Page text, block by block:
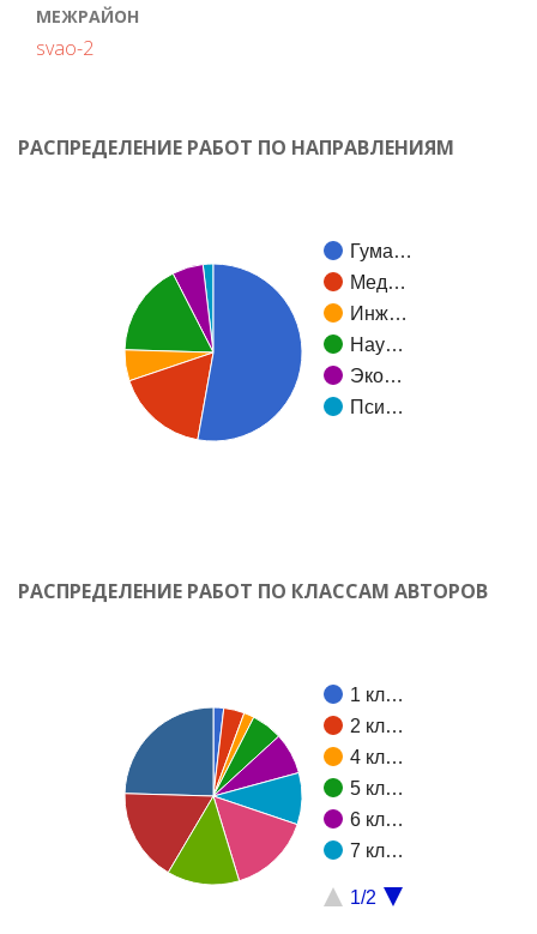
МЕЖРАЙОН
svao-2
РАСПРЕДЕЛЕНИЕ РАБОТ ПО НАПРАВЛЕНИЯМ
Гума…
Мед…
Инж…
Нау…
Эко…
Пси…
РАСПРЕДЕЛЕНИЕ РАБОТ ПО КЛАССАМ АВТОРОВ
1 кл…
2 кл…
4 кл…
5 кл…
6 кл…
7 кл…
1/2